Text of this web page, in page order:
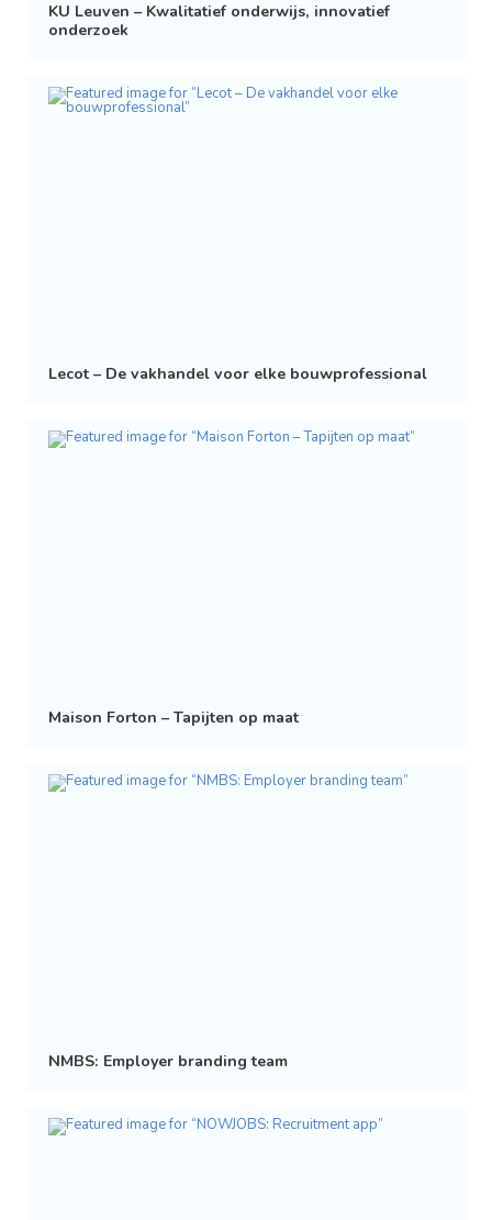
KU Leuven – Kwalitatief onderwijs, innovatief
onderzoek
Lecot – De vakhandel voor elke bouwprofessional
Maison Forton – Tapijten op maat
NMBS: Employer branding team